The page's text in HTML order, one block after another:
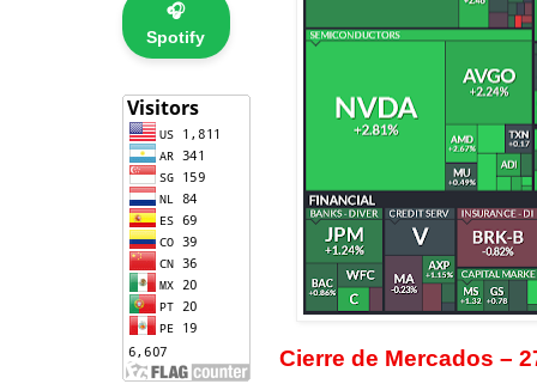
Cierre de Mercados –
🎧
Spotify